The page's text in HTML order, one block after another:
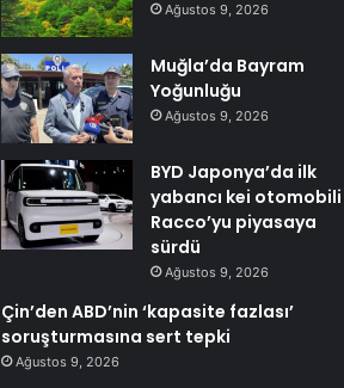
Ağustos 9, 2026
Muğla’da Bayram
Yoğunluğu
Ağustos 9, 2026
BYD Japonya’da ilk
yabancı kei otomobili
Racco’yu piyasaya
sürdü
Ağustos 9, 2026
Çin’den ABD’nin ‘kapasite fazlası’
soruşturmasına sert tepki
Ağustos 9, 2026